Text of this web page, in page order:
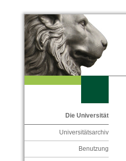
Die Universität
Universitätsarchiv
Benutzung